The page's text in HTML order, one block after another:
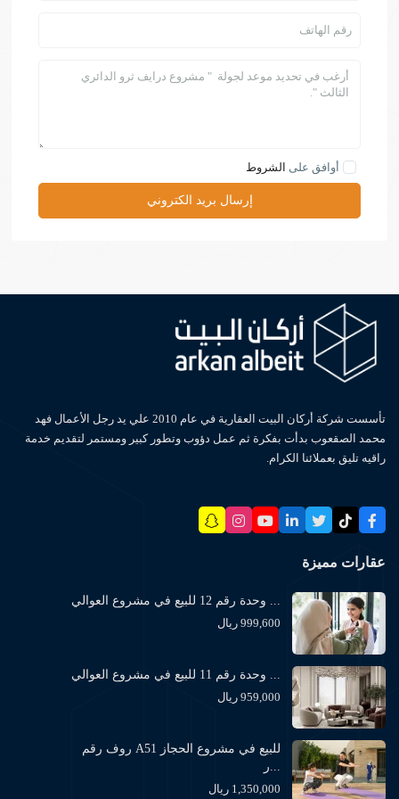
أوافق على الشروط
تأسست شركة أركان البيت العقارية في عام 2010 علي يد رجل الأعمال فهد
محمد الصقعوب بدأت بفكرة ثم عمل دؤوب وتطور كبير ومستمر لتقديم خدمة
راقيه تليق بعملائنا الكرام.
عقارات مميزة
وحدة رقم 12 للبيع في مشروع العوالي ...
999,600 ريال
وحدة رقم 11 للبيع في مشروع العوالي ...
959,000 ريال
روف رقم A51 للبيع في مشروع الحجاز
ر...
1,350,000 ريال